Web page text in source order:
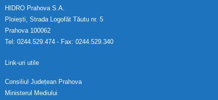
HIDRO Prahova S.A.
Ploiești, Strada Logofăt Tăutu nr. 5
Prahova 100062
Tel: 0244.529.474 - Fax: 0244.529.340
Link-uri utile
Consiliul Județean Prahova
Ministerul Mediului